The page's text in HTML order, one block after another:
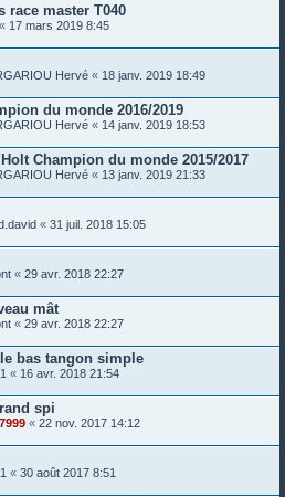
race master T040
« 17 mars 2019 8:45
Hervé « 18 janv. 2019 18:49
du monde 2016/2019
Hervé « 14 janv. 2019 18:53
Champion du monde 2015/2017
Hervé « 13 janv. 2019 21:33
« 31 juil. 2018 15:05
« 29 avr. 2018 22:27
mât
« 29 avr. 2018 22:27
bas tangon simple
« 16 avr. 2018 21:54
spi
« 22 nov. 2017 14:12
« 30 août 2017 8:51